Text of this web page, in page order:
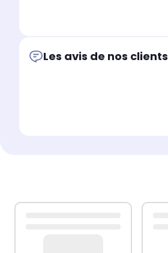
Les avis de nos clients